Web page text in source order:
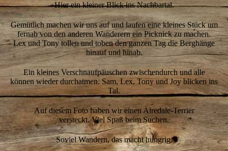
Hier ein kleiner Blick ins Nachbartal.
Gemütlich machen wir uns auf und laufen eine kleines Stück um
fernab von den anderen Wanderern ein Picknick zu machen.
Lex und Tony tollen und toben den ganzen Tag die Berghänge
hinauf und hinab.
Ein kleines Verschnaufpäuschen zwischendurch und alle
können wieder durchatmen. Sam, Lex, Tony und Joy blicken ins
Tal.
Auf diesem Foto haben wir einen Airedale-Terrier
versteckt. Viel Spaß beim Suchen.
Soviel Wandern, das macht hungrig.